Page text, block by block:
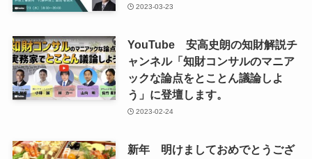
2023-03-23
YouTube 安高史朗の知財解説チ
ャンネル「知財コンサルのマニア
ックな論点をとことん議論しよ
う」に登壇します。
2023-02-24
新年 明けましておめでとうござ